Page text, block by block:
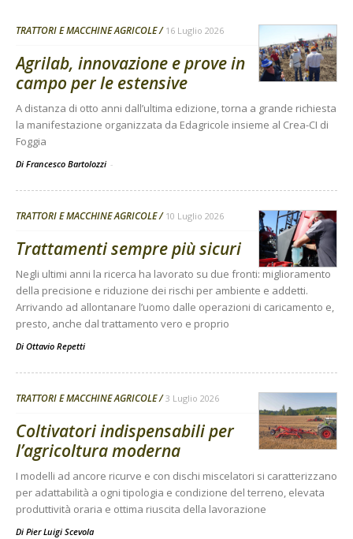
TRATTORI E MACCHINE AGRICOLE 16 Luglio 2026
Agrilab, innovazione e prove in
campo per le estensive
A distanza di otto anni dall’ultima edizione, torna a grande richiesta
la manifestazione organizzata da Edagricole insieme al Crea-CI di
Foggia
Di Francesco Bartolozzi -
TRATTORI E MACCHINE AGRICOLE 10 Luglio 2026
Trattamenti sempre più sicuri
Negli ultimi anni la ricerca ha lavorato su due fronti: miglioramento
della precisione e riduzione dei rischi per ambiente e addetti.
Arrivando ad allontanare l’uomo dalle operazioni di caricamento e,
presto, anche dal trattamento vero e proprio
Di Ottavio Repetti
TRATTORI E MACCHINE AGRICOLE 3 Luglio 2026
Coltivatori indispensabili per
l’agricoltura moderna
I modelli ad ancore ricurve e con dischi miscelatori si caratterizzano
per adattabilità a ogni tipologia e condizione del terreno, elevata
produttività oraria e ottima riuscita della lavorazione
Di Pier Luigi Scevola